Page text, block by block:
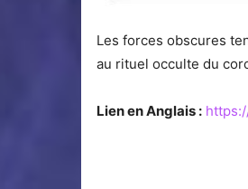
Les forces obscures
au rituel occulte du
Lien en Anglais :